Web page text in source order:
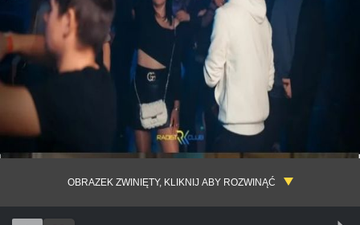
OBRAZEK ZWINIĘTY, KLIKNIJ ABY ROZWINĄĆ